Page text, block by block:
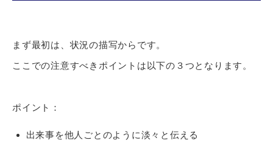
まず最初は、状況の描写からです。
ここでの注意すべきポイントは以下の３つとなります。
ポイント：
出来事を他人ごとのように淡々と伝える